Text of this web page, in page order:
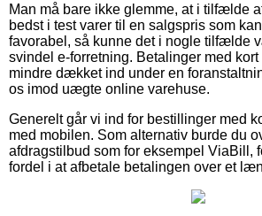
Man må bare ikke glemme, at i tilfælde
bedst i test varer til en salgspris som
favorabel, så kunne det i nogle tilfælde
svindel e-forretning. Betalinger med
mindre dækket ind under en
os imod uægte online varehuse.
Generelt går vi ind for bestillinger med
med mobilen. Som alternativ burde du
afdragstilbud som for eksempel ViaBill,
fordel i at afbetale betalingen over et